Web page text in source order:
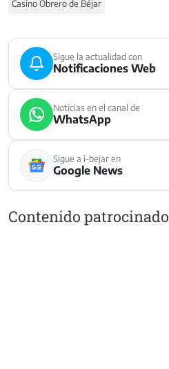
Casino Obrero de Béjar
Sigue la actualidad con
Notificaciones Web
Noticias en el canal de
WhatsApp
Sigue a i-bejar en
Google News
Contenido patrocinado